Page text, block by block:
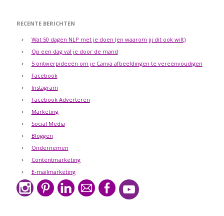
RECENTE BERICHTEN
Wat 50 dagen NLP met je doen (en waarom jij dit ook wilt)
Op een dag val je door de mand
5 ontwerpideeën om je Canva afbeeldingen te vereenvoudigen
Facebook
Instagram
Facebook Adverteren
Marketing
Social Media
Bloggen
Ondernemen
Contentmarketing
E-mailmarketing